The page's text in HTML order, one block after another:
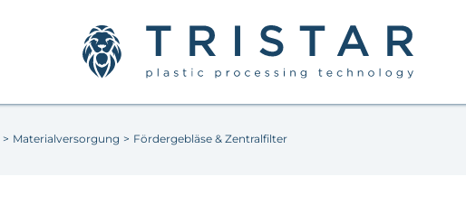
> Materialversorgung > Fördergebläse & Zentralfilter